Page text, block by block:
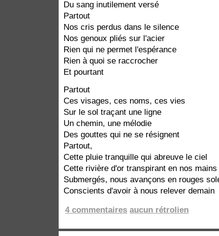
Du sang inutilement versé
Partout
Nos cris perdus dans le silence
Nos genoux pliés sur l'acier
Rien qui ne permet l'espérance
Rien à quoi se raccrocher
Et pourtant
Partout
Ces visages, ces noms, ces vies
Sur le sol traçant une ligne
Un chemin, une mélodie
Des gouttes qui ne se résignent
Partout,
Cette pluie tranquille qui abreuve le ciel
Cette rivière d'or transpirant en nos mains
Submergés, nous avançons en rouges
Conscients d'avoir à nous relever demain
4 commentaires aucun rétrolien